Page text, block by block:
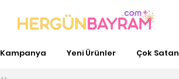
Kampanya Yeni Ürünler Çok Satan